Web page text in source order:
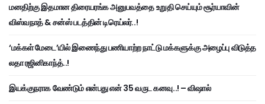
மனதிற்கு இதமான திரையரங்க அனுபவத்தை உறுதி செய்யும் சூர்யாவின்
விஸ்வநாத் & சன்ஸ் படத்தின் டிரெய்லர்..!
‘மக்கள் மேடை’யில் இணைந்து பணியாற்ற நாட்டு மக்களுக்கு அழைப்பு விடுத்த
லதா ரஜினிகாந்த்..!
இயக்குநராக வேண்டும் என்பது என் 35 வருட கனவு..! – விஷால்